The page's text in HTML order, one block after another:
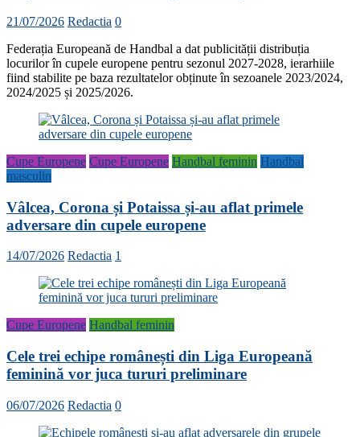
21/07/2026 Redactia 0
Federația Europeană de Handbal a dat publicității distribuția
locurilor în cupele europene pentru sezonul 2027-2028, ierarhiile
fiind stabilite pe baza rezultatelor obținute în sezoanele 2023/2024,
2024/2025 și 2025/2026.
Cupe Europene Cupe Europene Handbal feminin Handbal
masculin
Vâlcea, Corona și Potaissa și-au aflat primele
adversare din cupele europene
14/07/2026 Redactia 1
Cupe Europene Handbal feminin
Cele trei echipe românești din Liga Europeană
feminină vor juca tururi preliminare
06/07/2026 Redactia 0